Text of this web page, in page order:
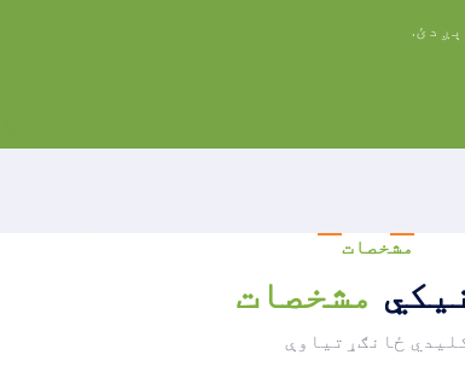
مشخصات
مشخصات
ځانګړتیاوې